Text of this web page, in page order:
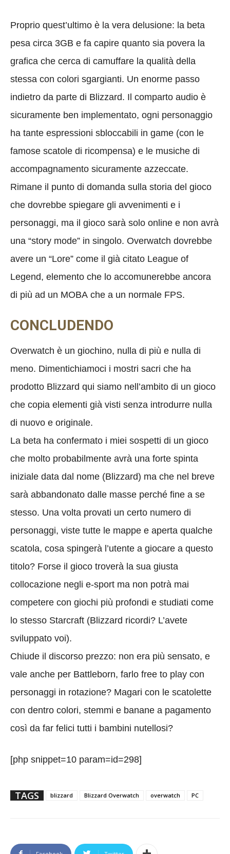
Proprio quest’ultimo è la vera delusione: la beta
pesa circa 3GB e fa capire quanto sia povera la
grafica che cerca di camuffare la qualità della
stessa con colori sgargianti. Un enorme passo
indietro da parte di Blizzard. Il comparto audio è
sicuramente ben implementato, ogni personaggio
ha tante espressioni sbloccabili in game (con le
famose scatole di ricompensa) e le musiche di
accompagnamento sicuramente azzeccate.
Rimane il punto di domanda sulla storia del gioco
che dovrebbe spiegare gli avvenimenti e i
personaggi, ma il gioco sarà solo online e non avrà
una “story mode” in singolo. Overwatch dovrebbe
avere un “Lore” come il già citato League of
Legend, elemento che lo accomunerebbe ancora
di più ad un MOBA che a un normale FPS.
CONCLUDENDO
Overwatch è un giochino, nulla di più e nulla di
meno. Dimentichiamoci i mostri sacri che ha
prodotto Blizzard qui siamo nell’ambito di un gioco
che copia elementi già visti senza introdurre nulla
di nuovo e originale.
La beta ha confermato i miei sospetti di un gioco
che molto probabilmente avrà una forte spinta
iniziale data dal nome (Blizzard) ma che nel breve
sarà abbandonato dalle masse perché fine a se
stesso. Una volta provati un certo numero di
personaggi, viste tutte le mappe e aperta qualche
scatola, cosa spingerà l’utente a giocare a questo
titolo? Forse il gioco troverà la sua giusta
collocazione negli e-sport ma non potrà mai
competere con giochi più profondi e studiati come
lo stesso Starcraft (Blizzard ricordi? L’avete
sviluppato voi).
Chiude il discorso prezzo: non era più sensato, e
vale anche per Battleborn, farlo free to play con
personaggi in rotazione? Magari con le scatolette
con dentro colori, stemmi e banane a pagamento
così da far felici tutti i bambini nutellosi?
[php snippet=10 param=id=298]
TAGS blizzard Blizzard Overwatch overwatch PC